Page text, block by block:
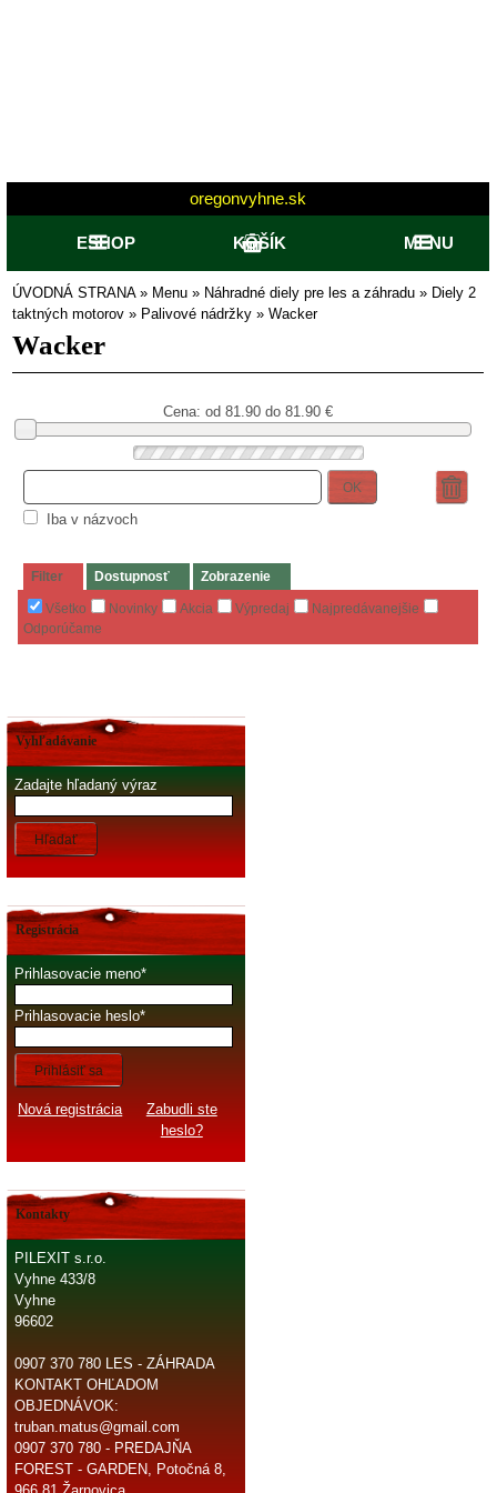
oregonvyhne.sk
ESHOP KOŠÍK MENU
ÚVODNÁ STRANA» Menu » Náhradné diely pre les a záhradu » Diely 2
taktných motorov » Palivové nádržky » Wacker
Wacker
Cena: od 81.90 do 81.90€
OK
Iba v názvoch
Filter Dostupnosť Zobrazenie
Všetko Novinky Akcia Výpredaj
Najpredávanejšie
Odporúčame
Vyhľadávanie
Zadajte hľadaný výraz
Hľadať
Registrácia
Prihlasovacie meno
Prihlasovacie heslo
Prihlásiť sa
Nová registrácia
Zabudli ste
heslo?
Kontakty
PILEXIT s.r.o.
Vyhne 433/8
Vyhne
96602
0907 370 780 LES - ZÁHRADA
KONTAKT OHĽADOM
OBJEDNÁVOK:
truban.matus@gmail.com
0907 370 780 - PREDAJŇA
FOREST - GARDEN, Potočná 8,